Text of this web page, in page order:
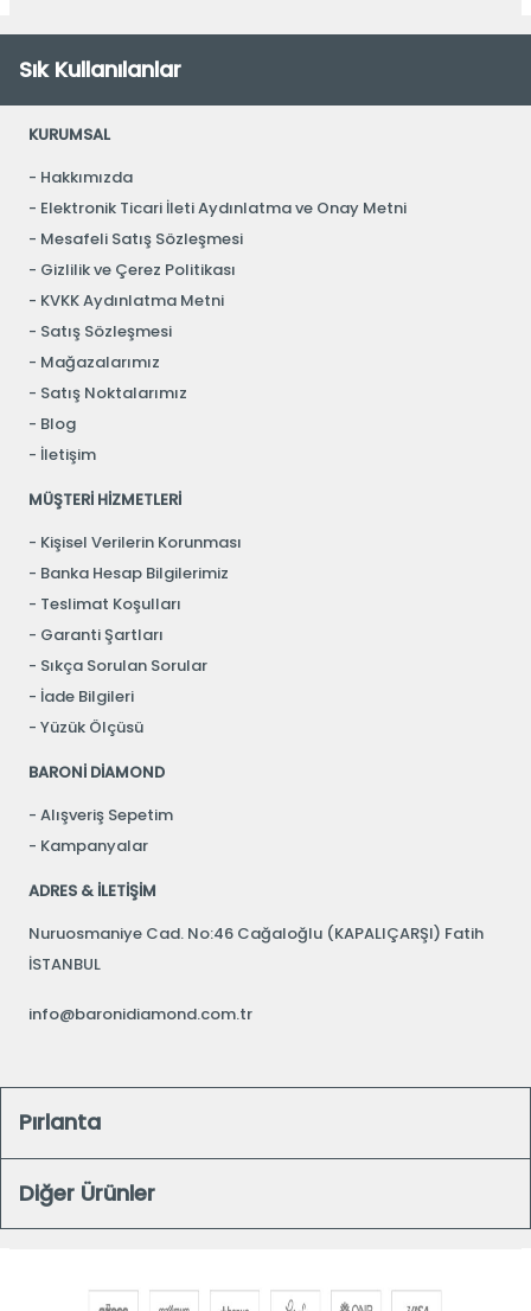
Sık Kullanılanlar
KURUMSAL
Hakkımızda
Elektronik Ticari İleti Aydınlatma ve Onay Metni
Mesafeli Satış Sözleşmesi
Gizlilik ve Çerez Politikası
KVKK Aydınlatma Metni
Satış Sözleşmesi
Mağazalarımız
Satış Noktalarımız
Blog
İletişim
MÜŞTERİ HİZMETLERİ
Kişisel Verilerin Korunması
Banka Hesap Bilgilerimiz
Teslimat Koşulları
Garanti Şartları
Sıkça Sorulan Sorular
İade Bilgileri
Yüzük Ölçüsü
BARONİ DİAMOND
Alışveriş Sepetim
Kampanyalar
ADRES & İLETİŞİM
Nuruosmaniye Cad. No:46 Cağaloğlu (KAPALIÇARŞI) Fatih
İSTANBUL
info@baronidiamond.com.tr
Pırlanta
Diğer Ürünler